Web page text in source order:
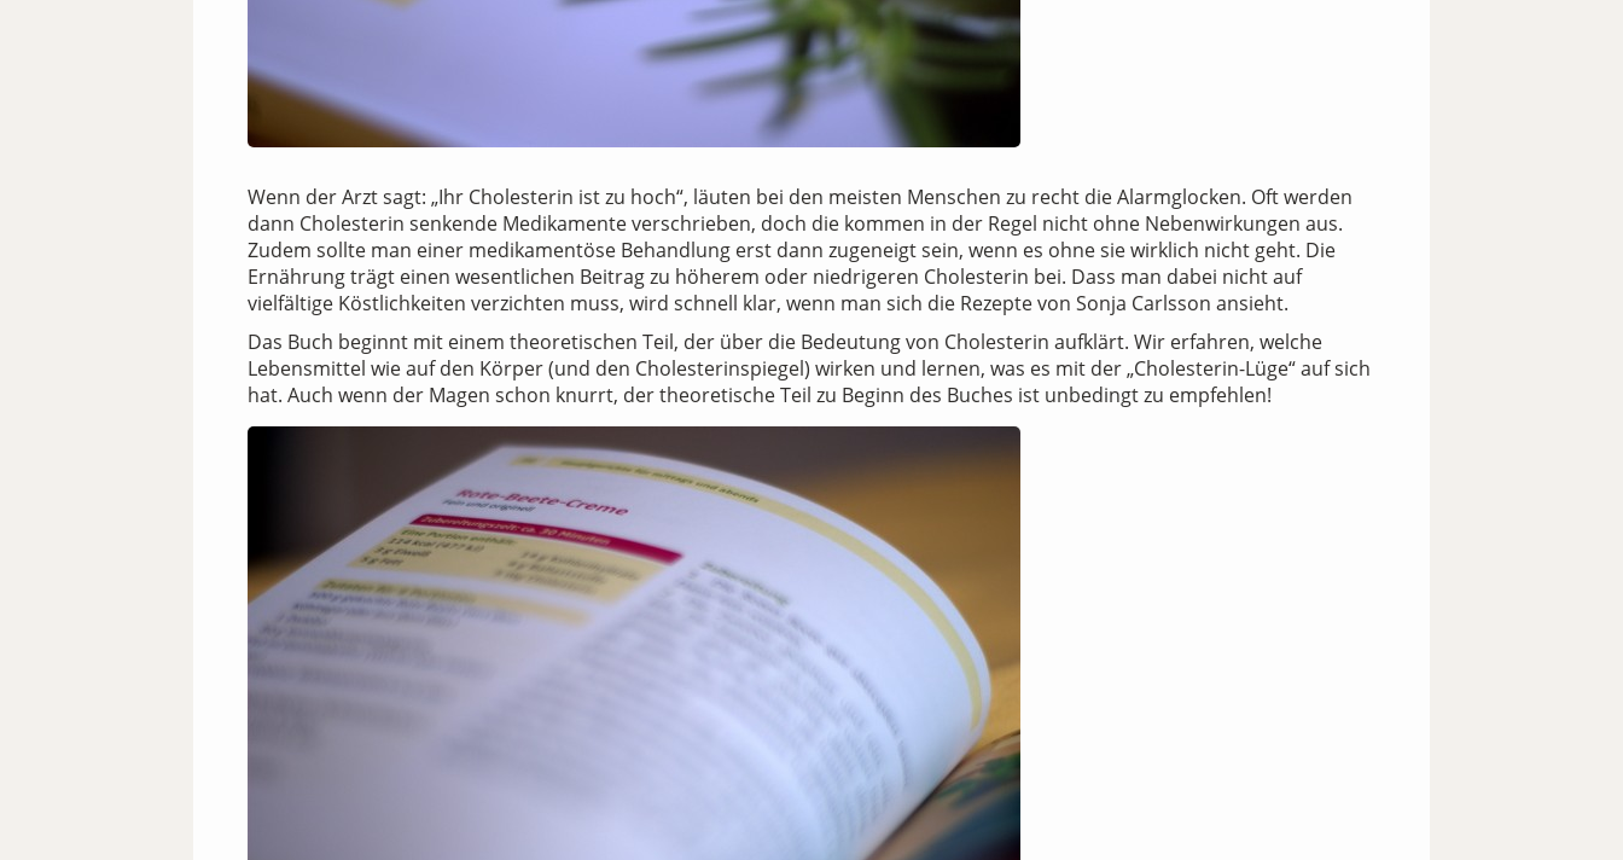
Wenn der Arzt sagt: „Ihr Cholesterin ist zu hoch“, läuten bei den meisten Menschen zu recht die Alarmglocken. Oft werden
dann Cholesterin senkende Medikamente verschrieben, doch die kommen in der Regel nicht ohne Nebenwirkungen aus.
Zudem sollte man einer medikamentöse Behandlung erst dann zugeneigt sein, wenn es ohne sie wirklich nicht geht. Die
Ernährung trägt einen wesentlichen Beitrag zu höherem oder niedrigeren Cholesterin bei. Dass man dabei nicht auf
vielfältige Köstlichkeiten verzichten muss, wird schnell klar, wenn man sich die Rezepte von Sonja Carlsson ansieht.
Das Buch beginnt mit einem theoretischen Teil, der über die Bedeutung von Cholesterin aufklärt. Wir erfahren, welche
Lebensmittel wie auf den Körper (und den Cholesterinspiegel) wirken und lernen, was es mit der „Cholesterin-Lüge“ auf sich
hat. Auch wenn der Magen schon knurrt, der theoretische Teil zu Beginn des Buches ist unbedingt zu empfehlen!